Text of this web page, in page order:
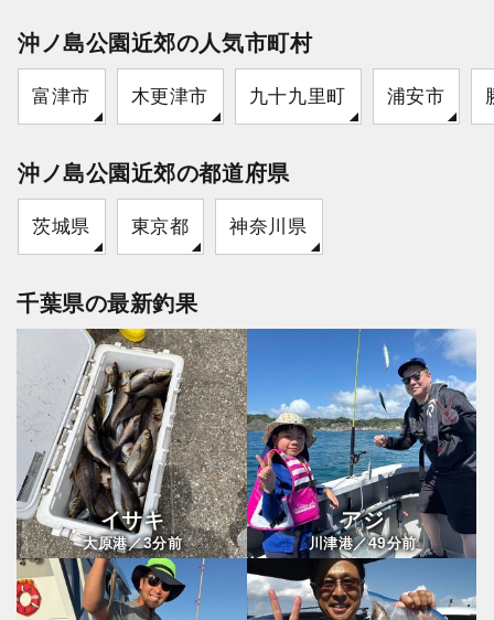
沖ノ島公園近郊の人気市町村
富津市 木更津市 九十九里町 浦安市
沖ノ島公園近郊の都道府県
茨城県 東京都 神奈川県
千葉県の最新釣果
イサキ
大原港／3分前
アジ
川津港／49分前